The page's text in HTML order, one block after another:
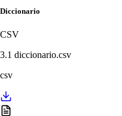
Diccionario
CSV
3.1 diccionario.csv
csv